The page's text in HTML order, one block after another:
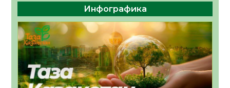
Инфографика